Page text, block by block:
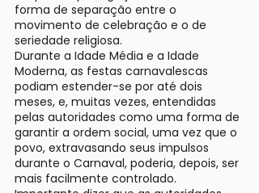
forma de separação entre o
movimento de celebração e o de
seriedade religiosa.
Durante a Idade Média e a Idade
Moderna, as festas carnavalescas
podiam estender-se por até dois
meses, e, muitas vezes, entendidas
pelas autoridades como uma forma de
garantir a ordem social, uma vez que o
povo, extravasando seus impulsos
durante o Carnaval, poderia, depois, ser
mais facilmente controlado.